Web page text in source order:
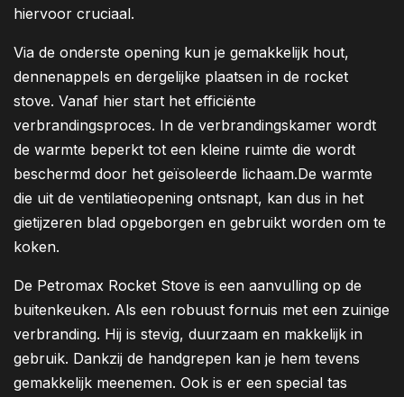
hiervoor cruciaal.
Via de onderste opening kun je gemakkelijk hout,
dennenappels en dergelijke plaatsen in de rocket
stove. Vanaf hier start het efficiënte
verbrandingsproces. In de verbrandingskamer wordt
de warmte beperkt tot een kleine ruimte die wordt
beschermd door het geïsoleerde lichaam.De warmte
die uit de ventilatieopening ontsnapt, kan dus in het
gietijzeren blad opgeborgen en gebruikt worden om te
koken.
De Petromax Rocket Stove is een aanvulling op de
buitenkeuken. Als een robuust fornuis met een zuinige
verbranding. Hij is stevig, duurzaam en makkelijk in
gebruik. Dankzij de handgrepen kan je hem tevens
gemakkelijk meenemen. Ook is er een special tas